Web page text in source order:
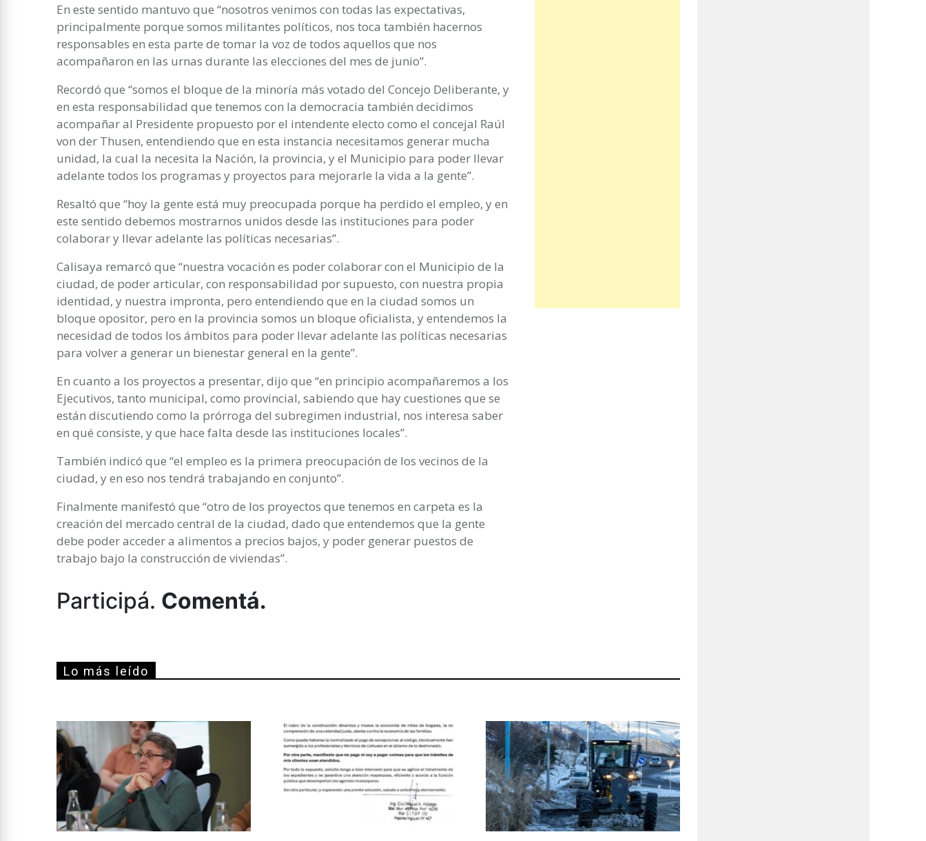
En este sentido mantuvo que “nosotros venimos con todas las expectativas,
principalmente porque somos militantes políticos, nos toca también hacernos
responsables en esta parte de tomar la voz de todos aquellos que nos
acompañaron en las urnas durante las elecciones del mes de junio”.
Recordó que “somos el bloque de la minoría más votado del Concejo Deliberante, y
en esta responsabilidad que tenemos con la democracia también decidimos
acompañar al Presidente propuesto por el intendente electo como el concejal Raúl
von der Thusen, entendiendo que en esta instancia necesitamos generar mucha
unidad, la cual la necesita la Nación, la provincia, y el Municipio para poder llevar
adelante todos los programas y proyectos para mejorarle la vida a la gente”.
Resaltó que “hoy la gente está muy preocupada porque ha perdido el empleo, y en
este sentido debemos mostrarnos unidos desde las instituciones para poder
colaborar y llevar adelante las políticas necesarias”.
Calisaya remarcó que “nuestra vocación es poder colaborar con el Municipio de la
ciudad, de poder articular, con responsabilidad por supuesto, con nuestra propia
identidad, y nuestra impronta, pero entendiendo que en la ciudad somos un
bloque opositor, pero en la provincia somos un bloque oficialista, y entendemos la
necesidad de todos los ámbitos para poder llevar adelante las políticas necesarias
para volver a generar un bienestar general en la gente”.
En cuanto a los proyectos a presentar, dijo que “en principio acompañaremos a los
Ejecutivos, tanto municipal, como provincial, sabiendo que hay cuestiones que se
están discutiendo como la prórroga del subregimen industrial, nos interesa saber
en qué consiste, y que hace falta desde las instituciones locales”.
También indicó que “el empleo es la primera preocupación de los vecinos de la
ciudad, y en eso nos tendrá trabajando en conjunto”.
Finalmente manifestó que “otro de los proyectos que tenemos en carpeta es la
creación del mercado central de la ciudad, dado que entendemos que la gente
debe poder acceder a alimentos a precios bajos, y poder generar puestos de
trabajo bajo la construcción de viviendas”.
Participá. Comentá.
Lo más leído